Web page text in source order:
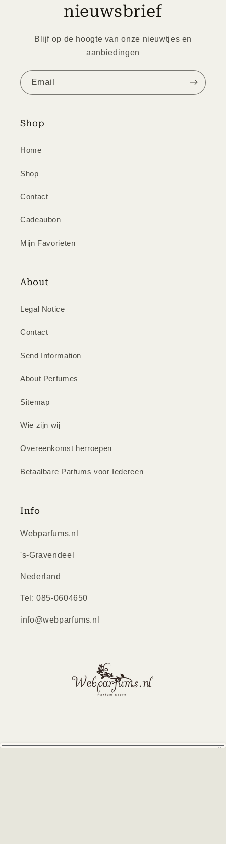
nieuwsbrief
Blijf op de hoogte van onze nieuwtjes en
aanbiedingen
Email
Shop
Home
Shop
Contact
Cadeaubon
Mijn Favorieten
About
Legal Notice
Contact
Send Information
About Perfumes
Sitemap
Wie zijn wij
Overeenkomst herroepen
Betaalbare Parfums voor Iedereen
Info
Webparfums.nl
's-Gravendeel
Nederland
Tel: 085-0604650
info@webparfums.nl
Iemand uit Buchten Netherlands kocht